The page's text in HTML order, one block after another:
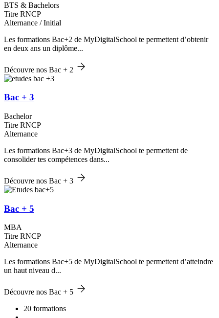
BTS & Bachelors
Titre RNCP
Alternance / Initial
Les formations Bac+2 de MyDigitalSchool te permettent d’obtenir
en deux ans un diplôme...
Découvre nos Bac + 2
Bac + 3
Bachelor
Titre RNCP
Alternance
Les formations Bac+3 de MyDigitalSchool te permettent de
consolider tes compétences dans...
Découvre nos Bac + 3
Bac + 5
MBA
Titre RNCP
Alternance
Les formations Bac+5 de MyDigitalSchool te permettent d’atteindre
un haut niveau d...
Découvre nos Bac + 5
20 formations